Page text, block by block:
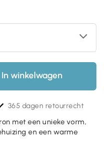
In winkelwagen
365 dagen retourrecht
met een unieke vorm,
en een warme